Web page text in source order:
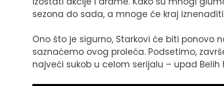
sezona do sada, a mnoge će kraj
Ono što je sigurno, Starkovi će biti ponovo
saznaćemo ovog proleća. Podsetimo,
najveći sukob u celom serijalu – upad